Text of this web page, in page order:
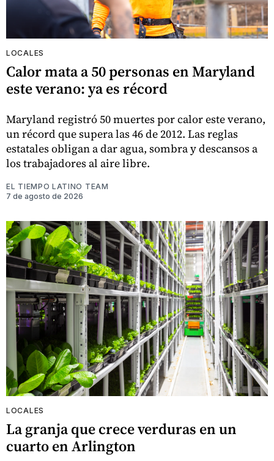
LOCALES
Calor mata a 50 personas en Maryland
este verano: ya es récord
Maryland registró 50 muertes por calor este verano,
un récord que supera las 46 de 2012. Las reglas
estatales obligan a dar agua, sombra y descansos a
los trabajadores al aire libre.
EL TIEMPO LATINO TEAM
7 de agosto de 2026
LOCALES
La granja que crece verduras en un
cuarto en Arlington